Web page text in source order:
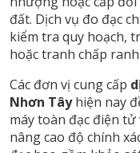
đất. Dịch vụ đo đạc
kiểm tra quy hoạch,
hoặc tranh chấp
Các đơn vị cung cấp
Nhơn Tâyhiện nay
máy toàn đạc điện
nâng cao độ chính